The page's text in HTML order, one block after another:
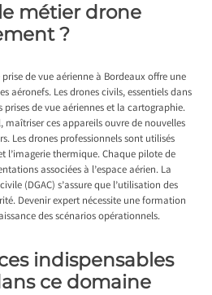
métier drone
?
de vue aérienne à Bordeauxoffre une
aéronefs. Les drones civils, essentiels dans
de vue aériennes et la cartographie.
ces appareils ouvre de nouvelles
Les drones professionnels sont utilisés
l’imagerie thermique. Chaque pilote de
associées à l’espace aérien. La
(DGAC) s’assure que l’utilisation des
Devenir expert nécessite une formation
des scénarios opérationnels.
indispensables
ce domaine